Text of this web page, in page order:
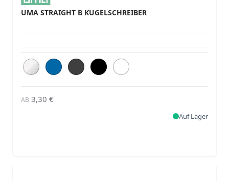
UMA STRAIGHT B KUGELSCHREIBER
AB 3,30 €
Auf Lager